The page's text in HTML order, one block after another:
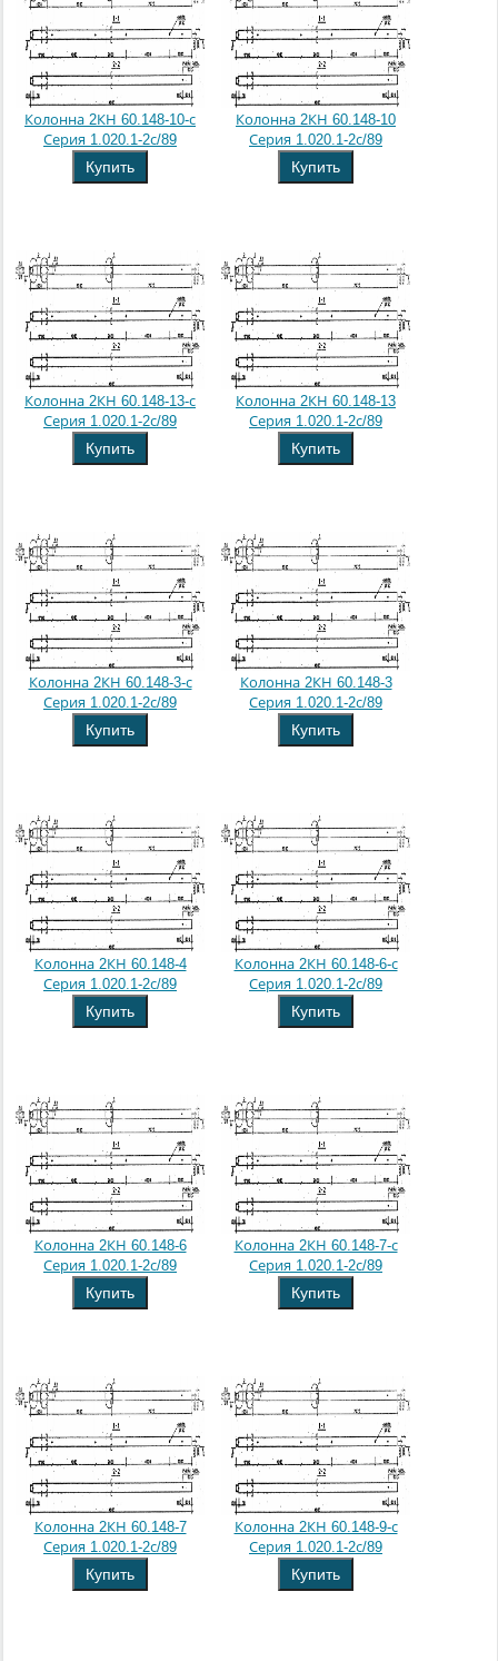
Колонна 2КН 60.148-10-с
Серия 1.020.1-2с/89
Купить
Колонна 2КН 60.148-10
Серия 1.020.1-2с/89
Купить
Колонна 2КН 60.148-13-с
Серия 1.020.1-2с/89
Купить
Колонна 2КН 60.148-13
Серия 1.020.1-2с/89
Купить
Колонна 2КН 60.148-3-с
Серия 1.020.1-2с/89
Купить
Колонна 2КН 60.148-3
Серия 1.020.1-2с/89
Купить
Колонна 2КН 60.148-4
Серия 1.020.1-2с/89
Купить
Колонна 2КН 60.148-6-с
Серия 1.020.1-2с/89
Купить
Колонна 2КН 60.148-6
Серия 1.020.1-2с/89
Купить
Колонна 2КН 60.148-7-с
Серия 1.020.1-2с/89
Купить
Колонна 2КН 60.148-7
Серия 1.020.1-2с/89
Купить
Колонна 2КН 60.148-9-с
Серия 1.020.1-2с/89
Купить